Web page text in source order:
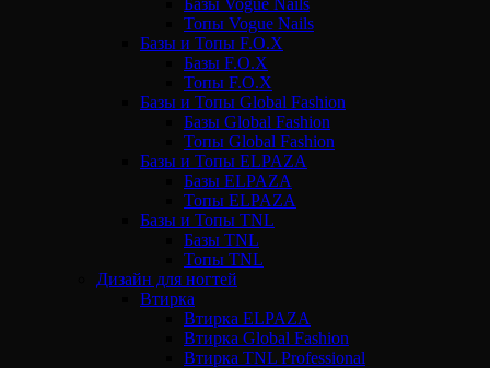
Базы Vogue Nails
Топы Vogue Nails
Базы и Топы F.O.X
Базы F.O.X
Топы F.O.X
Базы и Топы Global Fashion
Базы Global Fashion
Топы Global Fashion
Базы и Топы ELPAZA
Базы ELPAZA
Топы ELPAZA
Базы и Топы TNL
Базы TNL
Топы TNL
Дизайн для ногтей
Втирка
Втирка ELPAZA
Втирка Global Fashion
Втирка TNL Professional